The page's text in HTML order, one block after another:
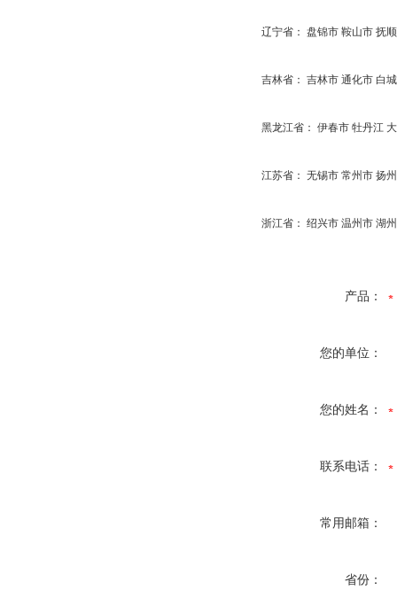
辽宁省： 盘锦市 鞍山市 抚
吉林省： 吉林市 通化市 白
黑龙江省： 伊春市 牡丹江
江苏省： 无锡市 常州市 扬
浙江省： 绍兴市 温州市 湖
产品：
您的单位：
您的姓名：
联系电话：
常用邮箱：
省份：